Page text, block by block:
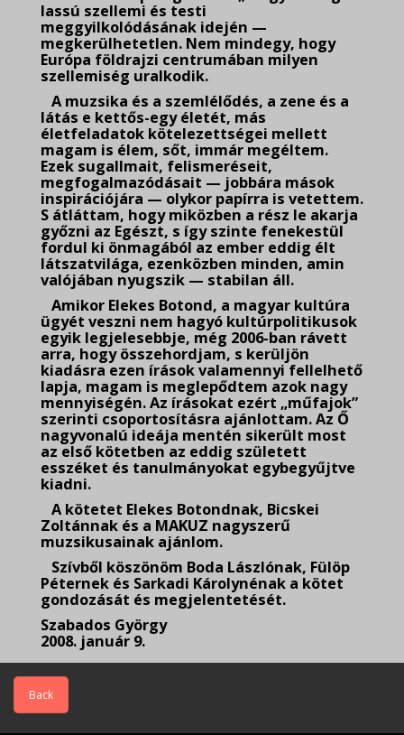
lassú szellemi és testi
meggyilkolódásának idején —
megkerülhetetlen. Nem mindegy, hogy
Európa földrajzi centrumában milyen
szellemiség uralkodik.
A muzsika és a szemlélődés, a zene és a
látás e kettős-egy életét, más
életfeladatok kötelezettségei mellett
magam is élem, sőt, immár megéltem.
Ezek sugallmait, felismeréseit,
megfogalmazódásait — jobbára mások
inspirációjára — olykor papírra is vetettem.
S átláttam, hogy miközben a rész le akarja
győzni az Egészt, s így szinte fenekestül
fordul ki önmagából az ember eddig élt
látszatvilága, ezenközben minden, amin
valójában nyugszik — stabilan áll.
Amikor Elekes Botond, a magyar kultúra
ügyét veszni nem hagyó kultúrpolitikusok
egyik legjelesebbje, még 2006-ban rávett
arra, hogy összehordjam, s kerüljön
kiadásra ezen írások valamennyi fellelhető
lapja, magam is meglepődtem azok nagy
mennyiségén. Az írásokat ezért „műfajok”
szerinti csoportosításra ajánlottam. Az Ő
nagyvonalú ideája mentén sikerült most
az első kötetben az eddig született
esszéket és tanulmányokat egybegyűjtve
kiadni.
A kötetet Elekes Botondnak, Bicskei
Zoltánnak és a MAKUZ nagyszerű
muzsikusainak ajánlom.
Szívből köszönöm Boda Lászlónak, Fülöp
Péternek és Sarkadi Károlynénak a kötet
gondozását és megjelentetését.
Szabados György
2008. január 9.
Back